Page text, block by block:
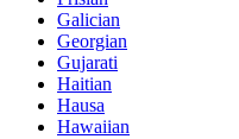
Galician
Georgian
Gujarati
Haitian
Hausa
Hawaiian